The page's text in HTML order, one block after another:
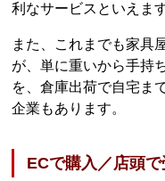
利なサービスといえます
また、これまでも家具
が、単に重いから手持
を、倉庫出荷で自宅ま
企業もあります。
ECで購入／店頭